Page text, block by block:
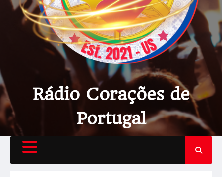
Rádio Corações de
Portugal